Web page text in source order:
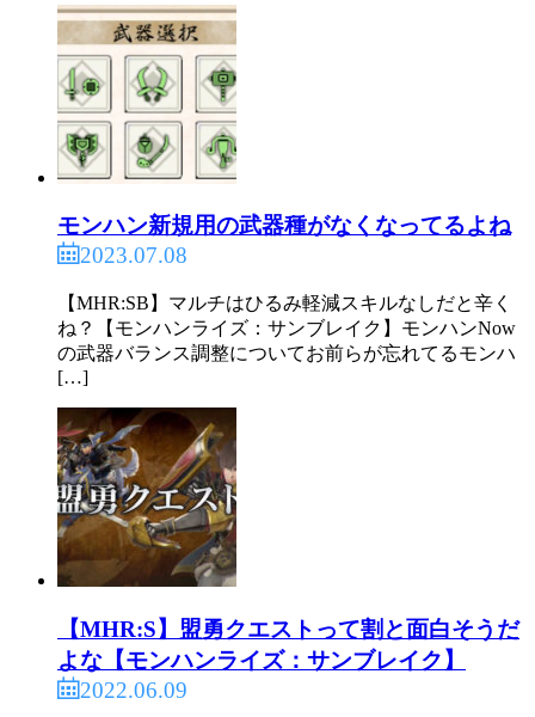
モンハン新規用の武器種がなくなってるよね
2023.07.08
【MHR:SB】マルチはひるみ軽減スキルなしだと辛く
ね？【モンハンライズ：サンブレイク】モンハンNow
の武器バランス調整についてお前らが忘れてるモンハ
[…]
【MHR:S】盟勇クエストって割と面白そうだ
よな【モンハンライズ：サンブレイク】
2022.06.09